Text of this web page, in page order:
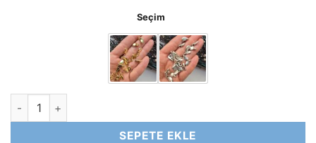
Seçim
Damla Metal Ara Sallantı Aparatı adet
SEPETE EKLE